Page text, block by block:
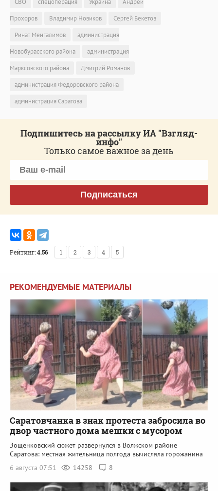
Прохоров
Владимир Новиков
Сергей Бекетов
Ринат Менгалимов
администрация
Новобурасского района
администрация
Марксовского района
Дмитрий Романов
администрация Федоровского района
администрация Саратова
Подпишитесь на рассылку ИА "Взгляд-
инфо"
Только самое важное за день
Подписаться
Рейтинг:4.56 1 2 3 4 5
РЕКОМЕНДУЕМЫЕ МАТЕРИАЛЫ
Саратовчанка в знак протеста забросила во
двор частного дома мешки с мусором
Зощенковский сюжет развернулся в Волжском районе
Саратова: местная жительница полгода вычисляла горожанина
6 августа 07:51
14258 8